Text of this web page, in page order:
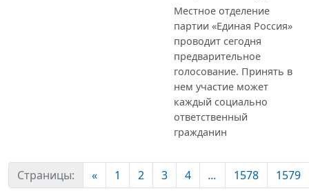
Местное отделение
партии «Единая Россия»
проводит сегодня
предварительное
голосование. Принять в
нем участие может
каждый социально
ответственный
гражданин
Страницы: « 1 2 3 4 ... 1578 1579